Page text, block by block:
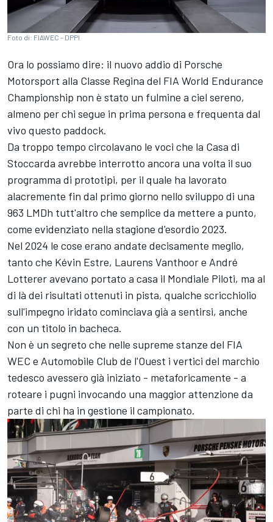
Foto di: FIAWEC - DPPI
Ora lo possiamo dire: il nuovo addio di Porsche
Motorsport alla Classe Regina del FIA World Endurance
Championship non è stato un fulmine a ciel sereno,
almeno per chi segue in prima persona e frequenta dal
vivo questo paddock.
Da troppo tempo circolavano le voci che la Casa di
Stoccarda avrebbe interrotto ancora una volta il suo
programma di prototipi, per il quale ha lavorato
alacremente fin dal primo giorno nello sviluppo di una
963 LMDh tutt'altro che semplice da mettere a punto,
come evidenziato nella stagione d'esordio 2023.
Nel 2024 le cose erano andate decisamente meglio,
tanto che Kévin Estre, Laurens Vanthoor e André
Lotterer avevano portato a casa il Mondiale Piloti, ma al
di là dei risultati ottenuti in pista, qualche scricchiolio
sull'impegno iridato cominciava già a sentirsi, anche
con un titolo in bacheca.
Non è un segreto che nelle supreme stanze del FIA
WEC e Automobile Club de l'Ouest i vertici del marchio
tedesco avessero già iniziato - metaforicamente - a
roteare i pugni invocando una maggior attenzione da
parte di chi ha in gestione il campionato.